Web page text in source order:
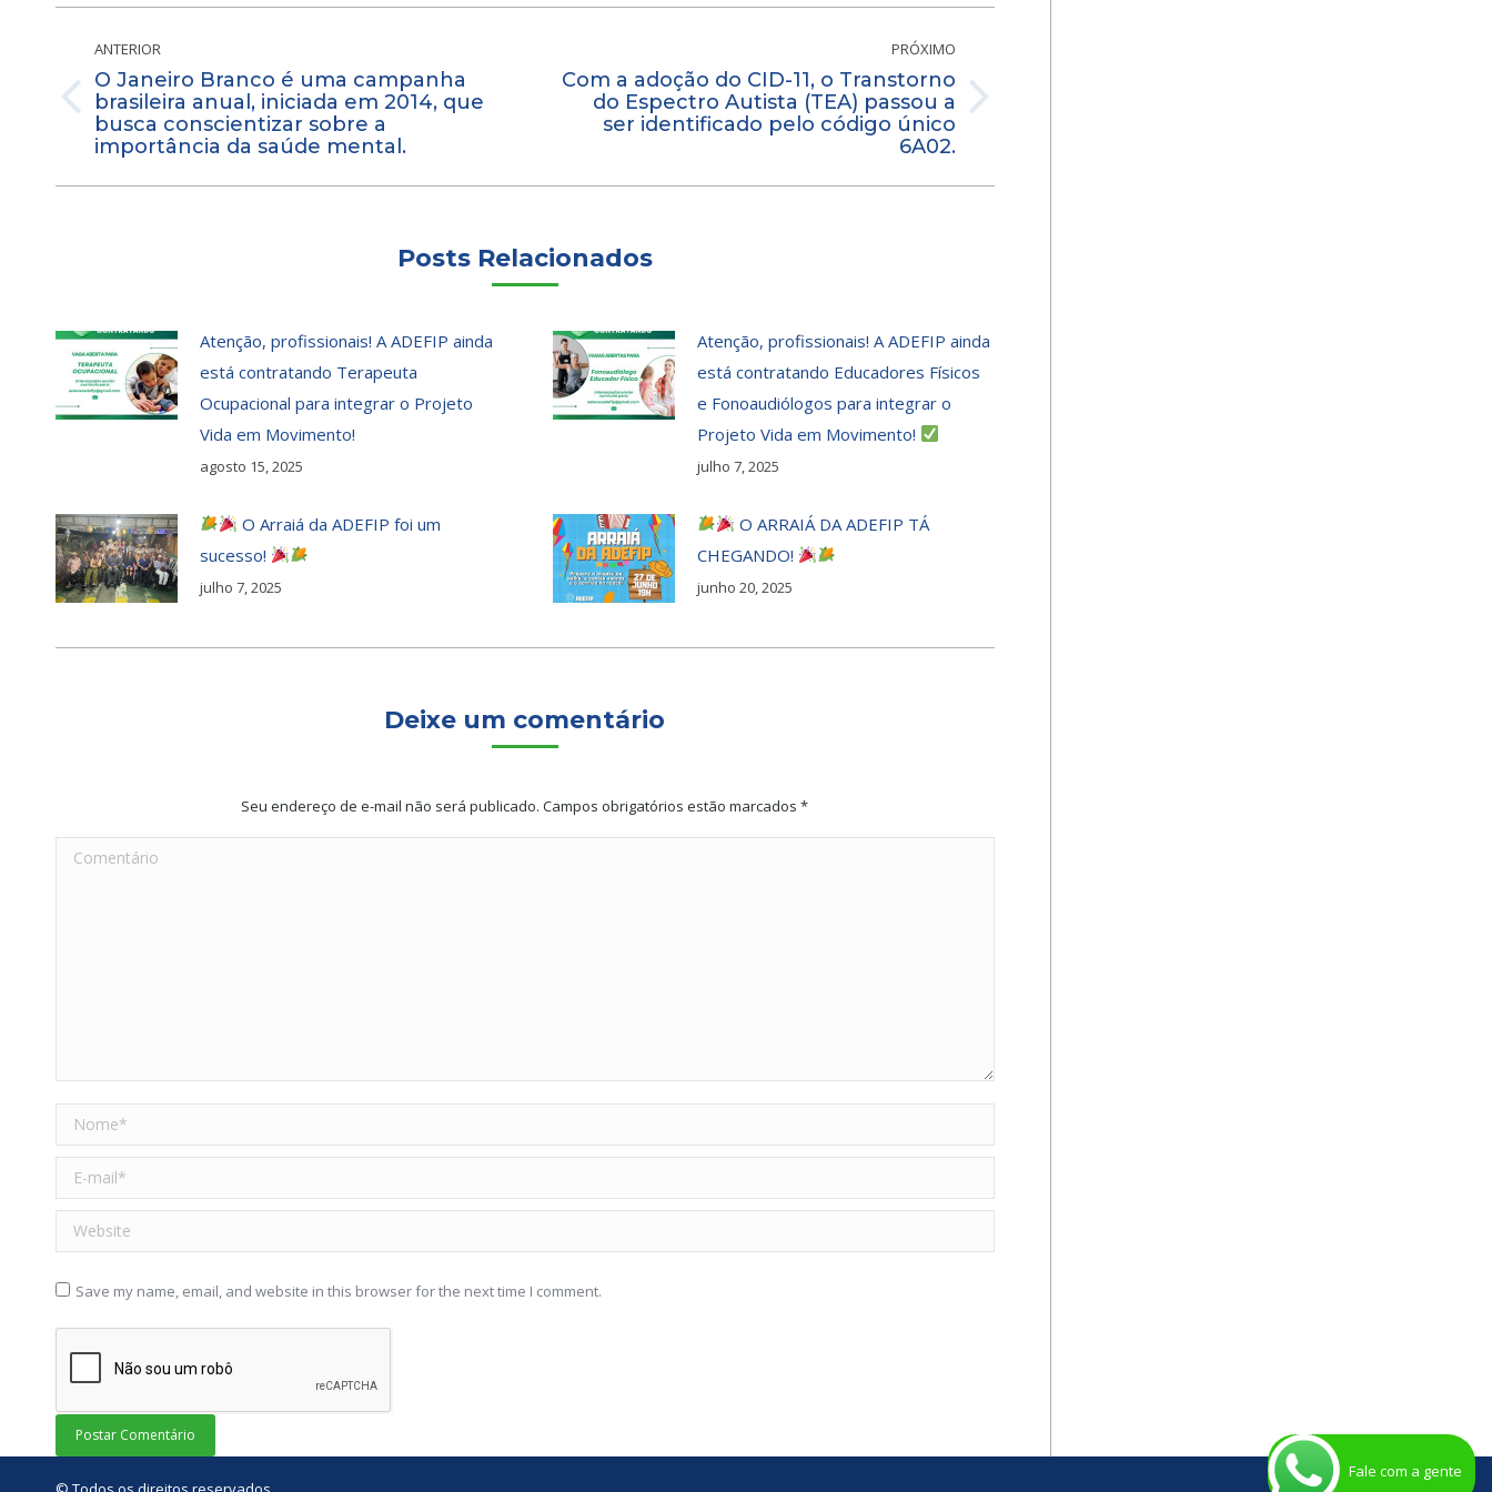
post:
ANTERIOR
Post
anterior:
O Janeiro Branco é uma campanha
brasileira anual, iniciada em 2014, que
busca conscientizar sobre a
importância da saúde mental.
PRÓXIMO
Próximo
Com a adoção do CID-11, o Transtorno
do Espectro Autista (TEA) passou a
ser identificado pelo código único
6A02.
Posts Relacionados
Atenção, profissionais! A ADEFIP ainda
está contratando Terapeuta
Ocupacional para integrar o Projeto
Vida em Movimento!
agosto 15, 2025
Atenção, profissionais! A ADEFIP ainda
está contratando Educadores Físicos
e Fonoaudiólogos para integrar o
Projeto Vida em Movimento!
julho 7, 2025
O Arraiá da ADEFIP foi um
sucesso!
julho 7, 2025
O ARRAIÁ DA ADEFIP TÁ
CHEGANDO!
junho 20, 2025
Deixe um comentário
Seu endereço de e-mail não será publicado. Campos obrigatórios estão marcados*
Comentário
Nome *
E-mail *
Website
Save my name, email, and website in this browser for the next time I comment.
Postar Comentário
Fale com a gente